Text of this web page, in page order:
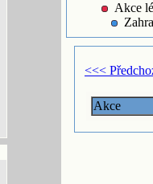
Akce
<<<
Akce